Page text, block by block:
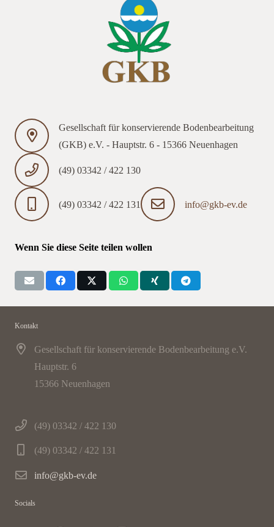
Gesellschaft für konservierende Bodenbearbeitung
(GKB) e.V. - Hauptstr. 6 - 15366 Neuenhagen
(49) 03342 / 422 130
(49) 03342 / 422 131 info@gkb-ev.de
Wenn Sie diese Seite teilen wollen
Kontakt
Gesellschaft für konservierende Bodenbearbeitung e.V.
Hauptstr. 6
15366 Neuenhagen
(49) 03342 / 422 130
(49) 03342 / 422 131
info@gkb-ev.de
Socials